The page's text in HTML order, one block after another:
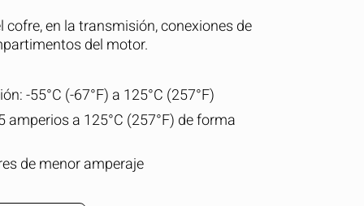
cofre, en la transmisión, conexiones de
del motor.
-55°C (-67°F) a 125°C (257°F)
amperios a 125°C (257°F) de forma
de menor amperaje